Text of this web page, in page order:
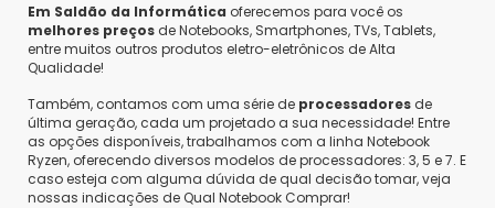
Eduardo A.
Compra Verificada
•
•6 anos atrás
Produto em Boas condições e fucionalidade! com as
descrições no site condiz.
Em Saldão da Informática oferecemos para você os
melhores preços de Notebooks, Smartphones, TVs, Tablets,
entre muitos outros produtos eletro-eletrônicos de Alta
Qualidade!
Também, contamos com uma série de processadores de
última geração, cada um projetado a sua necessidade! Entre
as opções disponíveis, trabalhamos com a linha Notebook
Ryzen, oferecendo diversos modelos de processadores: 3, 5 e 7. E
caso esteja com alguma dúvida de qual decisão tomar, veja
nossas indicações de Qual Notebook Comprar!